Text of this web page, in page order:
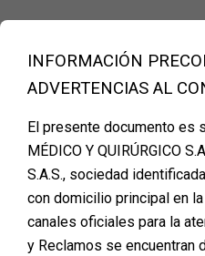
contentFinanciación
PLANMED
AGENDA
INFORMACIÓN
ADVERTENCIAS AL
El presente documento es
MÉDICO Y QUIRÚRGICO
S.A.S., sociedad
con domicilio principal en
canales oficiales para la
y Reclamos se encuentran